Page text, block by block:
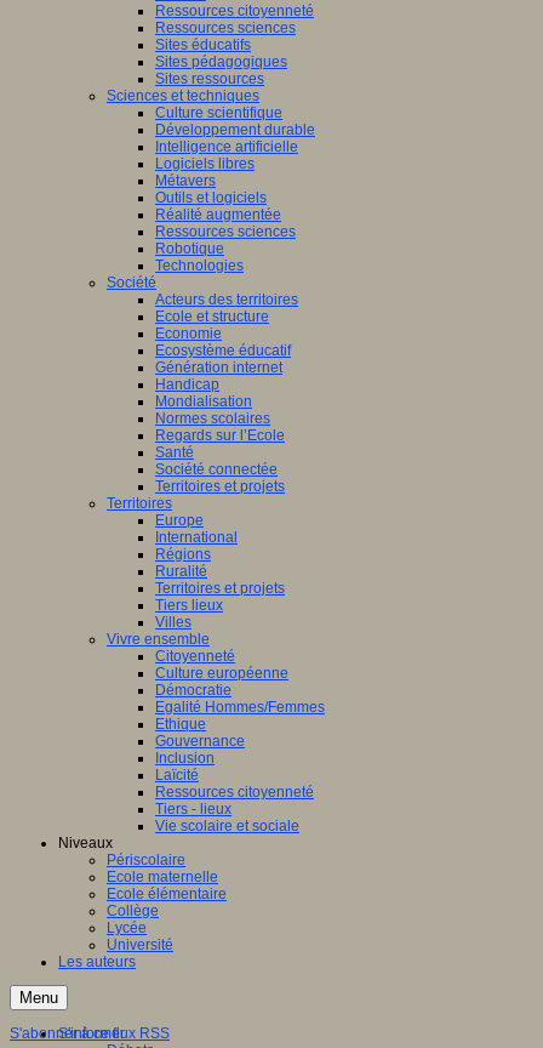
Ressources citoyenneté
Ressources sciences
Sites éducatifs
Sites pédagogiques
Sites ressources
Sciences et techniques
Culture scientifique
Développement durable
Intelligence artificielle
Logiciels libres
Métavers
Outils et logiciels
Réalité augmentée
Ressources sciences
Robotique
Technologies
Société
Acteurs des territoires
Ecole et structure
Economie
Ecosystème éducatif
Génération internet
Handicap
Mondialisation
Normes scolaires
Regards sur l’Ecole
Santé
Société connectée
Territoires et projets
Territoires
Europe
International
Régions
Ruralité
Territoires et projets
Tiers lieux
Villes
Vivre ensemble
Citoyenneté
Culture européenne
Démocratie
Egalité Hommes/Femmes
Ethique
Gouvernance
Inclusion
Laïcité
Ressources citoyenneté
Tiers - lieux
Vie scolaire et sociale
Niveaux
Périscolaire
Ecole maternelle
Ecole élémentaire
Collège
Lycée
Université
Les auteurs
Menu
S'informer
S'abonner à ce flux RSS